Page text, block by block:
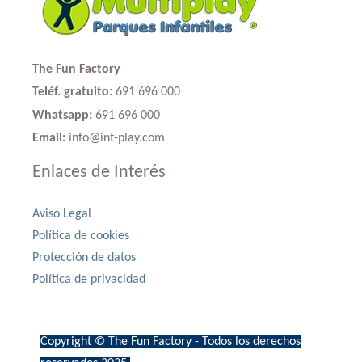
The Fun Factory
Teléf. gratuito: 691 696 000
Whatsapp: 691 696 000
Email: info@int-play.com
Enlaces de Interés
Aviso Legal
Política de cookies
Protección de datos
Política de privacidad
Copyright © The Fun Factory - Todos los derechos